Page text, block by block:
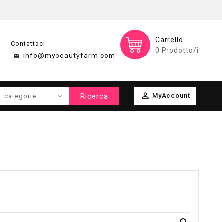
Carrello
0 Prodotto/i
Contattaci
info@mybeautyfarm.com
Ricerca  MyAccount